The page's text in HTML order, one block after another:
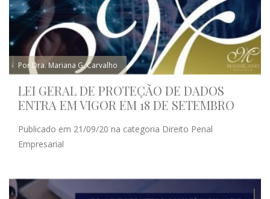
Por Dra. Mariana G. Carvalho
LEI GERAL DE PROTEÇÃO DE DADOS
ENTRA EM VIGOR EM 18 DE SETEMBRO
Publicado em 21/09/20 na categoria Direito Penal
Empresarial